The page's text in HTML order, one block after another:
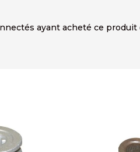
ayant acheté ce